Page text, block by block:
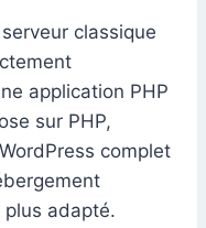
classique
application PHP
sur PHP,
complet
adapté.